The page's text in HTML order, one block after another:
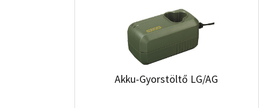
Akku-Gyorstöltő LG/AG